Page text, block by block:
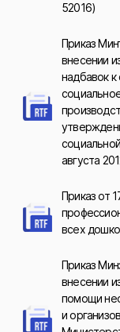
52016)
Приказ
внесении
надбавок
августа
Приказ от
всех
Приказ
внесении
помощи
и